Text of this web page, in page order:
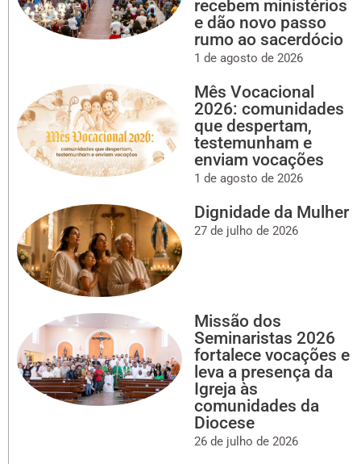
recebem ministérios
e dão novo passo
rumo ao sacerdócio
1 de agosto de 2026
Mês Vocacional
2026: comunidades
que despertam,
testemunham e
enviam vocações
1 de agosto de 2026
Dignidade da Mulher
27 de julho de 2026
Missão dos
Seminaristas 2026
fortalece vocações e
leva a presença da
Igreja às
comunidades da
Diocese
26 de julho de 2026